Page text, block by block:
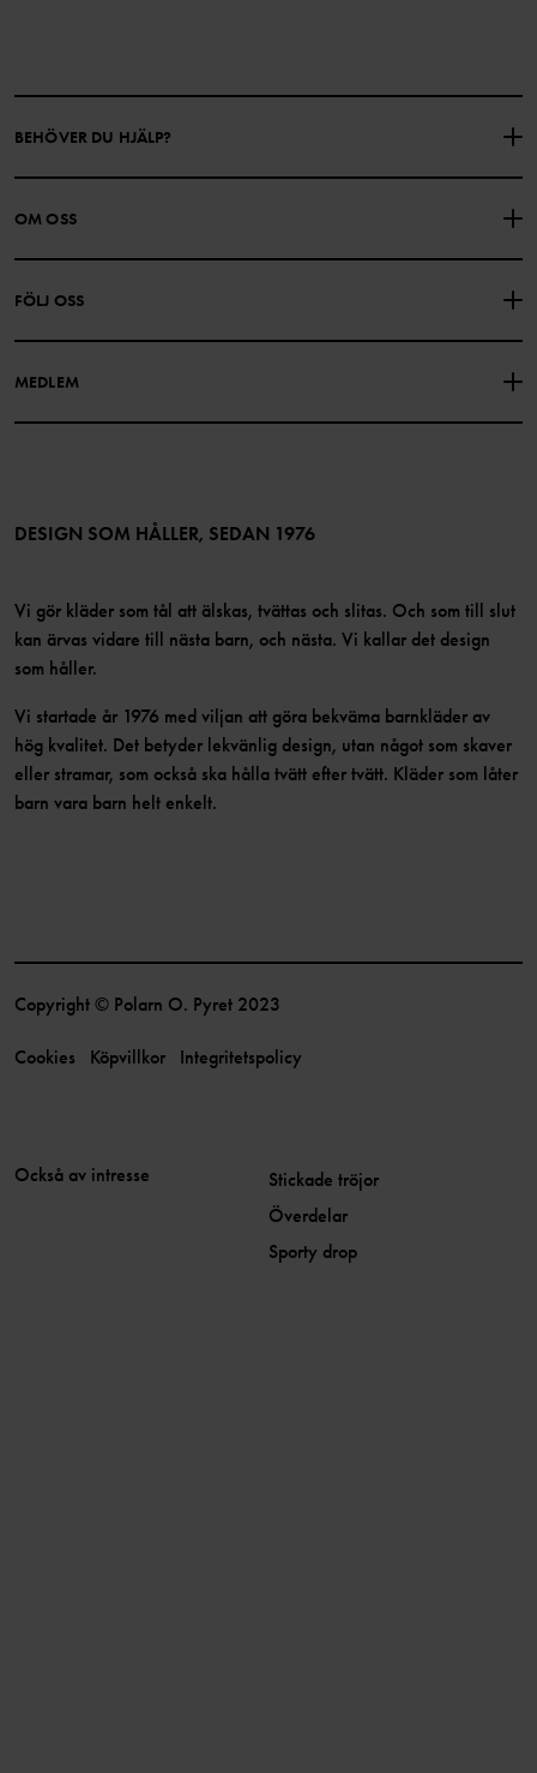
BEHÖVER DU HJÄLP?
PRESENTKORTSALDO KÖPVILLKOR
INTEGRITETSPOLICY
OM OSS
FÖLJ OSS
MEDLEM
Bli medlem
DESIGN SOM HÅLLER, SEDAN 1976
Vi gör kläder som tål att älskas, tvättas och slitas. Och som till slut
kan ärvas vidare till nästa barn, och nästa. Vi kallar det design
som håller.
Vi startade år 1976 med viljan att göra bekväma barnkläder av
hög kvalitet. Det betyder lekvänlig design, utan något som skaver
eller stramar, som också ska hålla tvätt efter tvätt. Kläder som låter
barn vara barn helt enkelt.
Copyright © Polarn O. Pyret 2023
Cookies Köpvillkor Integritetspolicy
Också av intresse
Stickade tröjor
Överdelar
Sporty drop